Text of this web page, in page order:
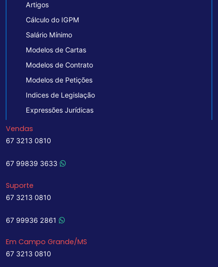
Artigos
Cálculo do IGPM
Salário Mínimo
Modelos de Cartas
Modelos de Contrato
Modelos de Petições
Indices de Legislação
Expressões Jurídicas
Vendas
67 3213 0810
67 99839 3633
Suporte
67 3213 0810
67 99936 2861
Em Campo Grande/MS
67 3213 0810